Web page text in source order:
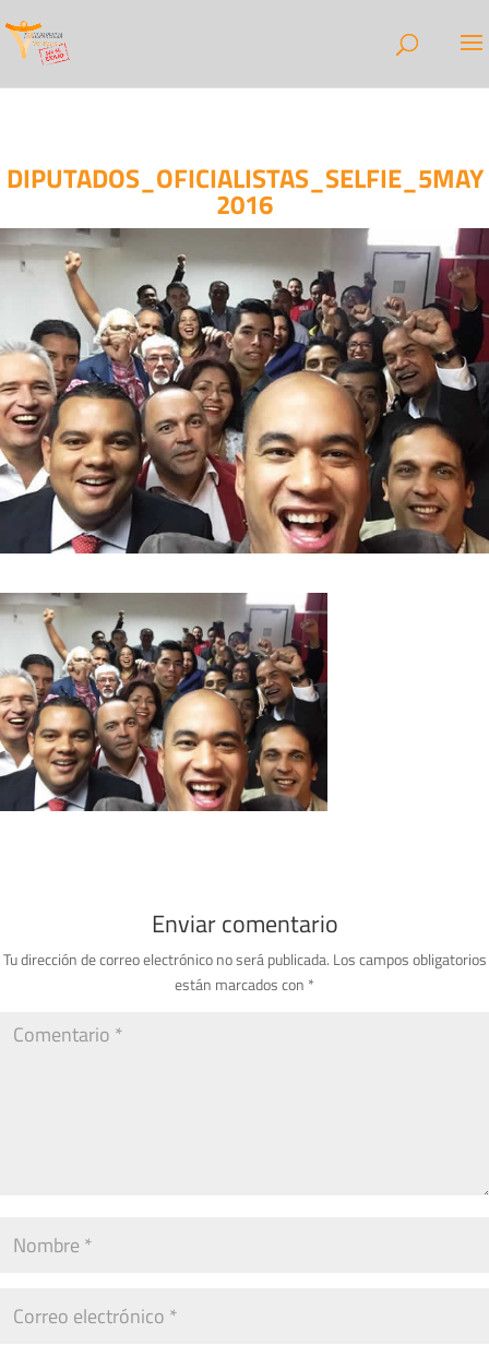
DIPUTADOS_OFICIALISTAS_SELFIE_5MAY
2016
Enviar comentario
Tu dirección de correo electrónico no será publicada. Los campos obligatorios
están marcados con *